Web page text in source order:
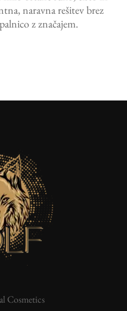
naravna rešitev brez
z značajem.
Cosmetics